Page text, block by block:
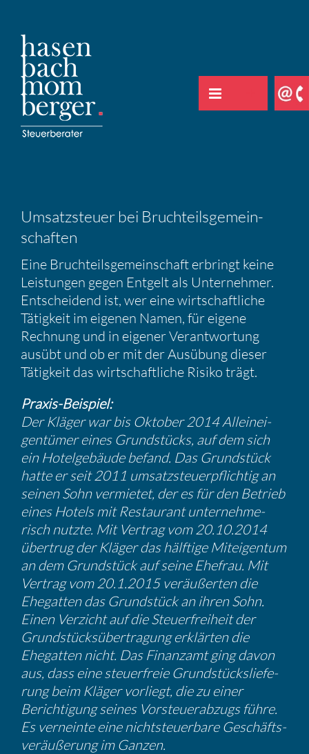
springen
Umsatz­steuer bei Bruch­teils­ge­mein­
schaften
Eine Bruch­teils­ge­mein­schaft erbringt keine
Leistungen gegen Entgelt als Unter­nehmer.
Entschei­dend ist, wer eine wirtschaft­liche
Tätig­keit im eigenen Namen, für eigene
Rechnung und in eigener Verant­wor­tung
ausübt und ob er mit der Ausübung dieser
Tätig­keit das wirtschaft­liche Risiko trägt.
Praxis-Beispiel:
Der Kläger war bis Oktober 2014 Allein­ei­
gen­tümer eines Grund­stücks, auf dem sich
ein Hotel­ge­bäude befand. Das Grund­stück
hatte er seit 2011 umsatz­steu­er­pflichtig an
seinen Sohn vermietet, der es für den Betrieb
eines Hotels mit Restau­rant unter­neh­me­
risch nutzte. Mit Vertrag vom 20.10.2014
übertrug der Kläger das hälftige Mitei­gentum
an dem Grund­stück auf seine Ehefrau. Mit
Vertrag vom 20.1.2015 veräu­ßerten die
Ehegatten das Grund­stück an ihren Sohn.
Einen Verzicht auf die Steuer­frei­heit der
Grund­stücks­über­tra­gung erklärten die
Ehegatten nicht. Das Finanzamt ging davon
aus, dass eine steuer­freie Grund­stücks­lie­fe­
rung beim Kläger vorliegt, die zu einer
Berich­ti­gung seines Vorsteu­er­ab­zugs führe.
Es verneinte eine nicht­steu­er­bare Geschäfts­
ver­äu­ße­rung im Ganzen.